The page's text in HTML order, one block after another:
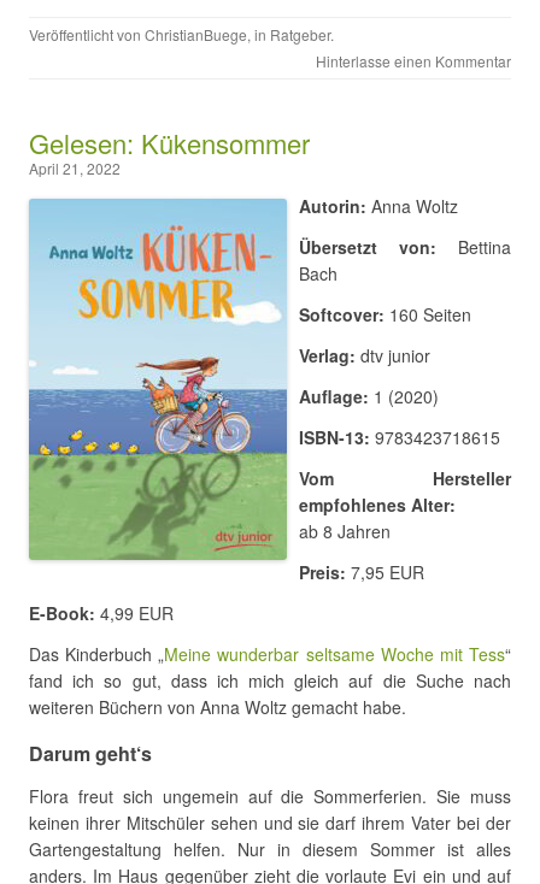
Veröffentlicht von ChristianBuege, in Ratgeber.
Hinterlasse einen Kommentar
Gelesen: Kükensommer
April 21, 2022
Autorin: Anna Woltz
Übersetzt von: Bettina
Bach
Softcover: 160 Seiten
Verlag: dtv junior
Auflage: 1 (2020)
ISBN-13: 9783423718615
Vom Hersteller
empfohlenes Alter:
ab 8 Jahren
Preis: 7,95 EUR
E-Book: 4,99 EUR
Das Kinderbuch „Meine wunderbar seltsame Woche mit Tess“
fand ich so gut, dass ich mich gleich auf die Suche nach
weiteren Büchern von Anna Woltz gemacht habe.
Darum geht‘s
Flora freut sich ungemein auf die Sommerferien. Sie muss
keinen ihrer Mitschüler sehen und sie darf ihrem Vater bei der
Gartengestaltung helfen. Nur in diesem Sommer ist alles
anders. Im Haus gegenüber zieht die vorlaute Evi ein und auf